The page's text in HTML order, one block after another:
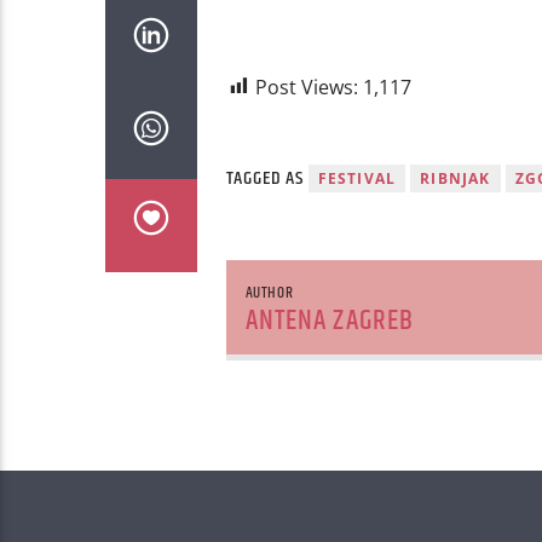
Post Views: 1,117
TAGGED AS FESTIVAL RIBNJAK
AUTHOR
ANTENA ZAGREB